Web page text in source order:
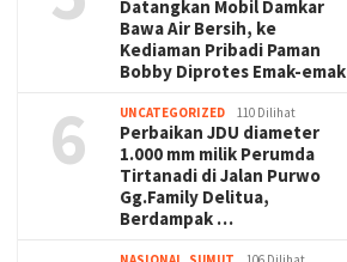
Datangkan Mobil Damkar
Bawa Air Bersih, ke
Kediaman Pribadi Paman
Bobby Diprotes Emak-emak
6 UNCATEGORIZED 110 Dilihat
Perbaikan JDU diameter
1.000 mm milik Perumda
Tirtanadi di Jalan Purwo
Gg.Family Delitua,
Berdampak …